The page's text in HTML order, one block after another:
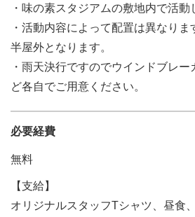
・味の素スタジアムの敷地内で活動
・活動内容によって配置は異なりま
半屋外となります。
・雨天決行ですのでウインドブレ
ど各自でご用意ください。
必要経費
無料
【支給】
オリジナルスタッフTシャツ、昼食